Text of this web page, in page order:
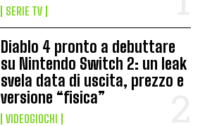
SERIE TV
Diablo 4 pronto a debuttare
su Nintendo Switch 2: un leak
svela data di uscita, prezzo e
versione “fisica”
VIDEOGIOCHI